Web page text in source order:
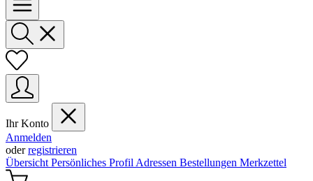
Ihr Konto
Anmelden
oderregistrieren
Übersicht Persönliches Profil Adressen Bestellungen Merkzettel